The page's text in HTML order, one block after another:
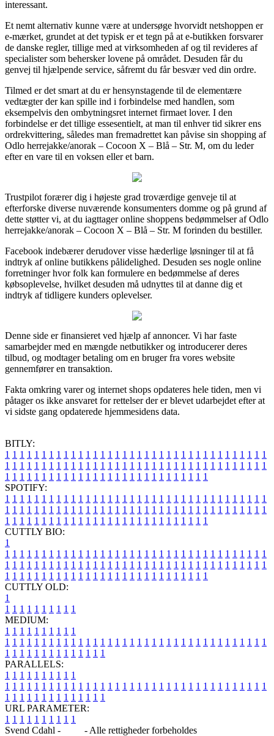
interessant.
Et nemt alternativ kunne være at undersøge hvorvidt netshoppen er
e-mærket, grundet at det typisk er et tegn på at e-butikken forsvarer
de danske regler, tillige med at virksomheden af og til revideres af
specialister som behersker lovene på området. Desuden får du
genvej til hjælpende service, såfremt du får besvær ved din ordre.
Tilmed er det smart at du er hensynstagende til de elementære
vedtægter der kan spille ind i forbindelse med handlen, som
eksempelvis den ombytningsret internet firmaet lover. I den
forbindelse er det tillige essesentielt, at man til enhver tid sikrer ens
ordrekvittering, således man fremadrettet kan påvise sin shopping af
Odlo herrejakke/anorak – Cocoon X – Blå – Str. M, om du leder
efter en vare til en voksen eller et barn.
Trustpilot forærer dig i højeste grad troværdige genveje til at
efterforske diverse nuværende konsumenters domme og på grund af
dette støtter vi, at du iagttager online shoppens bedømmelser af Odlo
herrejakke/anorak – Cocoon X – Blå – Str. M forinden du bestiller.
Facebook indebærer derudover visse hæderlige løsninger til at få
indtryk af online butikkens pålidelighed. Desuden ses nogle online
forretninger hvor folk kan formulere en bedømmelse af deres
købsoplevelse, hvilket desuden må udnyttes til at danne dig et
indtryk af tidligere kunders oplevelser.
Denne side er finansieret ved hjælp af annoncer. Vi har faste
samarbejder med en mængde netbutikker og introducerer deres
tilbud, og modtager betaling om en bruger fra vores website
gennemfører en transaktion.
Fakta omkring varer og internet shops opdateres hele tiden, men vi
påtager os ikke ansvaret for rettelser der er blevet udarbejdet efter at
vi sidste gang opdaterede hjemmesidens data.
BITLY:
1 1 1 1 1 1 1 1 1 1 1 1 1 1 1 1 1 1 1 1 1 1 1 1 1 1 1 1 1 1 1 1 1 1 1 1
1 1 1 1 1 1 1 1 1 1 1 1 1 1 1 1 1 1 1 1 1 1 1 1 1 1 1 1 1 1 1 1 1 1 1 1
1 1 1 1 1 1 1 1 1 1 1 1 1 1 1 1 1 1 1 1 1 1 1 1 1 1 1 1
SPOTIFY:
1 1 1 1 1 1 1 1 1 1 1 1 1 1 1 1 1 1 1 1 1 1 1 1 1 1 1 1 1 1 1 1 1 1 1 1
1 1 1 1 1 1 1 1 1 1 1 1 1 1 1 1 1 1 1 1 1 1 1 1 1 1 1 1 1 1 1 1 1 1 1 1
1 1 1 1 1 1 1 1 1 1 1 1 1 1 1 1 1 1 1 1 1 1 1 1 1 1 1 1
CUTTLY BIO:
1
1 1 1 1 1 1 1 1 1 1 1 1 1 1 1 1 1 1 1 1 1 1 1 1 1 1 1 1 1 1 1 1 1 1 1 1
1 1 1 1 1 1 1 1 1 1 1 1 1 1 1 1 1 1 1 1 1 1 1 1 1 1 1 1 1 1 1 1 1 1 1 1
1 1 1 1 1 1 1 1 1 1 1 1 1 1 1 1 1 1 1 1 1 1 1 1 1 1 1 1
CUTTLY OLD:
1
1 1 1 1 1 1 1 1 1 1
MEDIUM:
1 1 1 1 1 1 1 1 1 1
1 1 1 1 1 1 1 1 1 1 1 1 1 1 1 1 1 1 1 1 1 1 1 1 1 1 1 1 1 1 1 1 1 1 1 1
1 1 1 1 1 1 1 1 1 1 1 1 1 1
PARALLELS:
1 1 1 1 1 1 1 1 1 1
1 1 1 1 1 1 1 1 1 1 1 1 1 1 1 1 1 1 1 1 1 1 1 1 1 1 1 1 1 1 1 1 1 1 1 1
1 1 1 1 1 1 1 1 1 1 1 1 1 1
URL PARAMETER:
1 1 1 1 1 1 1 1 1 1
Svend Cdahl -
- Alle rettigheder forbeholdes